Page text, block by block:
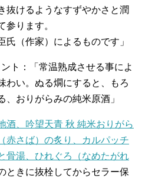
抜けるようなすずやかさと潤
参ります。
氏（作家）によるものです」
ト：「常温熟成させる事によ
わい。ぬる燗にすると、もろ
おりがらみの純米原酒」
酒、吟望天青 秋 純米おりがら
赤さば）の炙り、カルパッチ
骨湯、ひれぐろ（なめたがれ
ときに抜栓してからセラー保